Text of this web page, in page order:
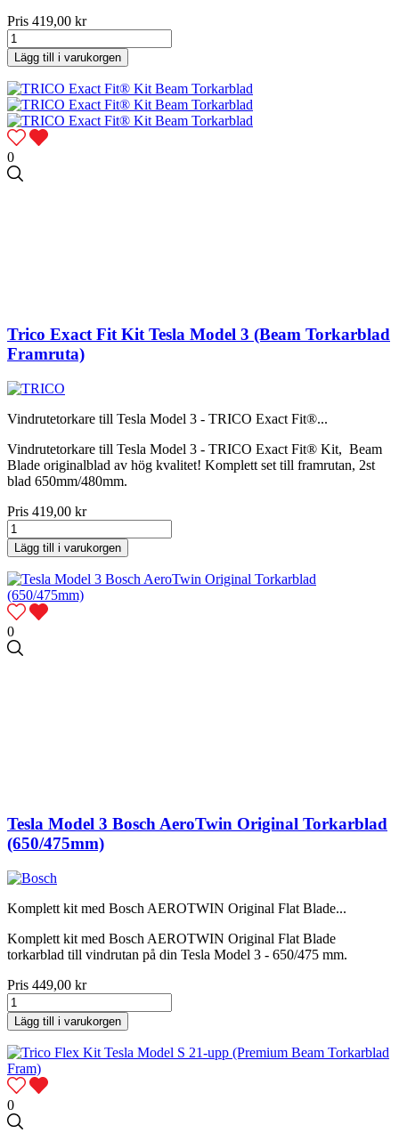
Pris 419,00 kr
Lägg till i varukorgen
0
Trico Exact Fit Kit Tesla Model 3 (Beam Torkarblad
Framruta)
Vindrutetorkare till Tesla Model 3 - TRICO Exact Fit®...
Vindrutetorkare till Tesla Model 3 - TRICO Exact Fit® Kit, Beam
Blade originalblad av hög kvalitet! Komplett set till framrutan, 2st
blad 650mm/480mm.
Pris 419,00 kr
Lägg till i varukorgen
0
Tesla Model 3 Bosch AeroTwin Original Torkarblad
(650/475mm)
Komplett kit med Bosch AEROTWIN Original Flat Blade...
Komplett kit med Bosch AEROTWIN Original Flat Blade
torkarblad till vindrutan på din Tesla Model 3 - 650/475 mm.
Pris 449,00 kr
Lägg till i varukorgen
0